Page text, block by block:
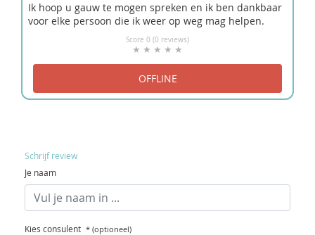
Ik hoop u gauw te mogen spreken en ik ben dankbaar
voor elke persoon die ik weer op weg mag helpen.
Score 0 (0 reviews)
Schrijf review
Je naam
Kies consulent * (optioneel)